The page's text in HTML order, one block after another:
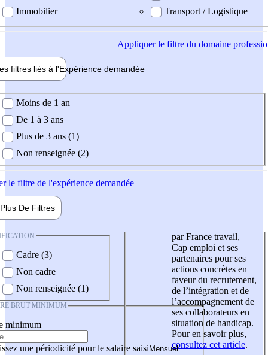
Immobilier
Transport / Logistique
Appliquerle filtre du domaine
filtres liés à l'Expérience demandée
demandée
Moins de 1 an
De 1 à 3 ans
Plus de 3 ans (1)
Non renseignée (2)
le filtre de l'expérience demandée
Plus De Filtres
Cadre (3)
Non cadre
Non renseignée (1)
BRUT MINIMUM
minimum
une périodicité pour le salaire saisi
par France travail,
Cap emploi et ses
partenaires pour ses
actions concrètes en
faveur du recrutement,
de l’intégration et de
l’accompagnement de
ses collaborateurs en
situation de handicap.
Pour en savoir plus,
consultez cet article.